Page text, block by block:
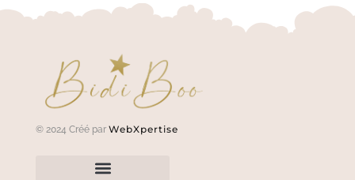
© 2024 Créé par WebXpertise